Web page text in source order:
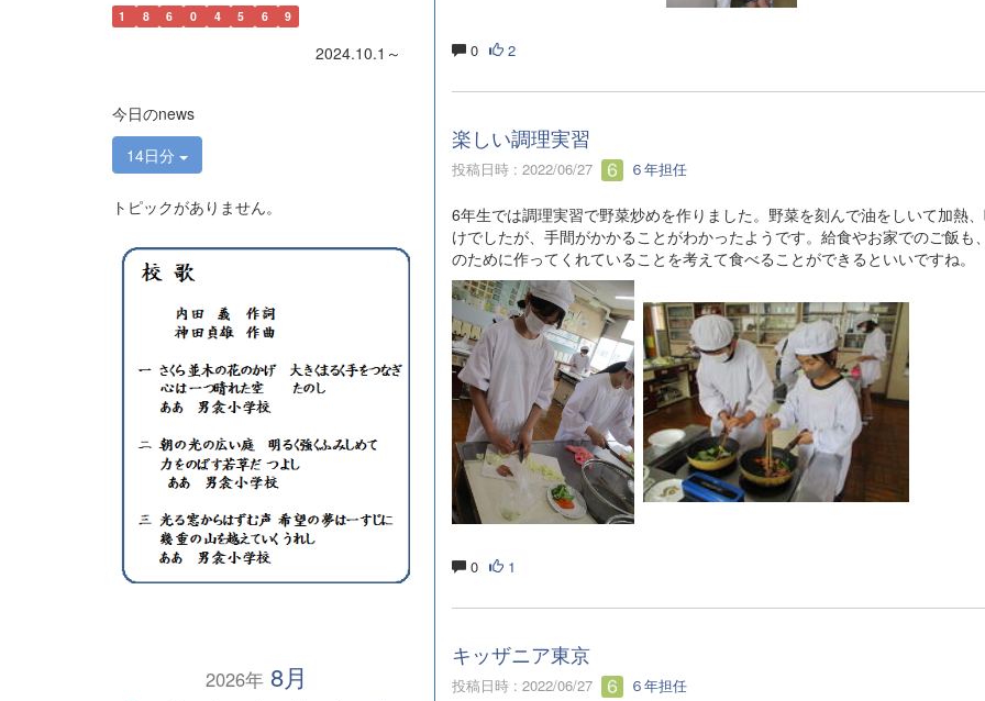
0 2
楽しい調理実習
投稿日時 : 2022/06/27 ６年担任
6年生では調理実習で野菜炒めを作りました。野菜を刻んで油をしいて加熱
けでしたが、手間がかかることがわかったようです。給食やお家でのご飯も
のために作ってくれていることを考えて食べることができるといいですね。
0 1
キッザニア東京
投稿日時 : 2022/06/27 ６年担任
1 8 6 0 4 5 6 9
2024.10.1～
今日のnews
14日分
トピックがありません。
2026年8月